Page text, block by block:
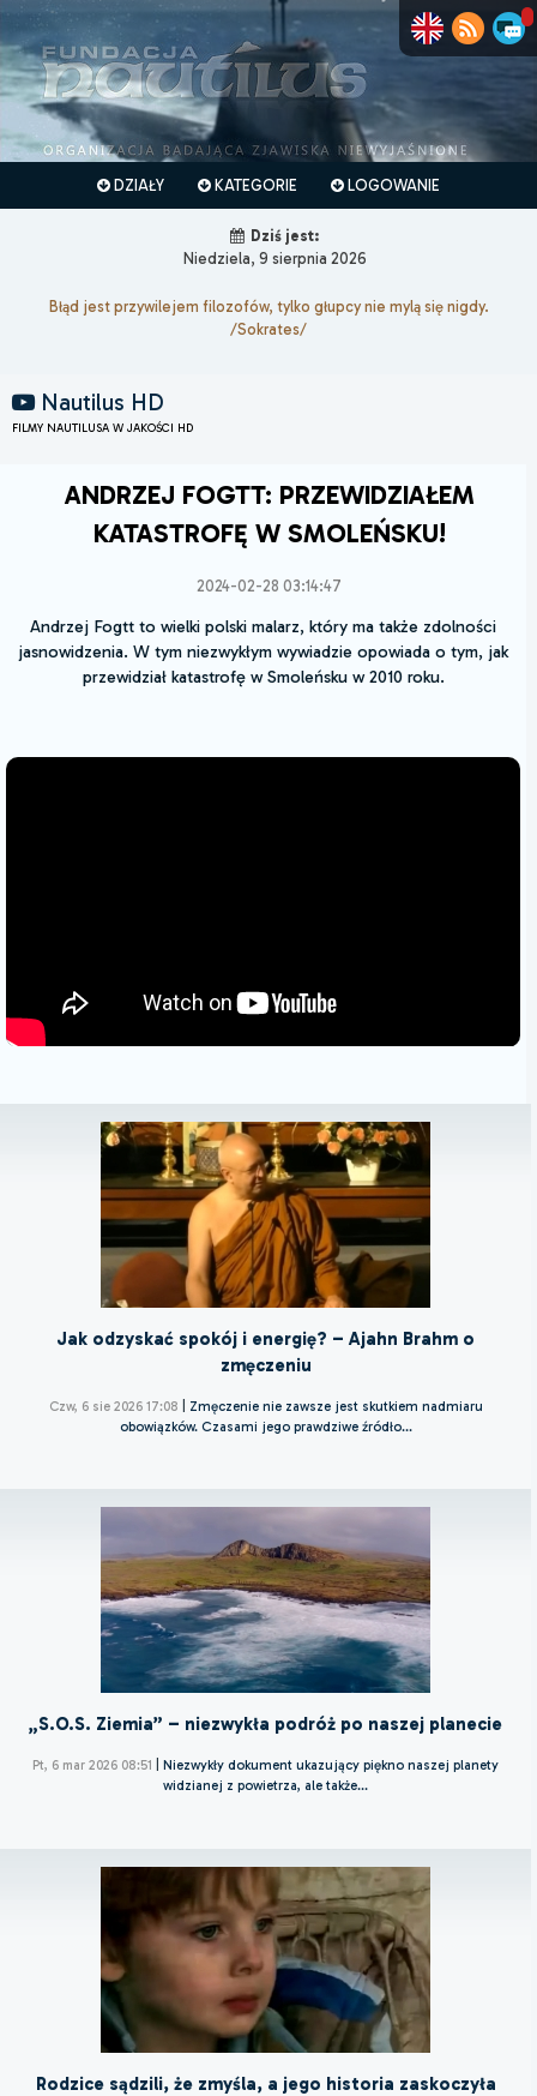
DZIAŁY KATEGORIE LOGOWANIE
Dziś jest:
Niedziela, 9 sierpnia 2026
Błąd jest przywilejem filozofów, tylko głupcy nie mylą się nigdy.
/Sokrates/
Nautilus HD
FILMY NAUTILUSA W JAKOŚCI HD
ANDRZEJ FOGTT: PRZEWIDZIAŁEM
KATASTROFĘ W SMOLEŃSKU!
2024-02-28 03:14:47
Andrzej Fogtt to wielki polski malarz, który ma także zdolności
jasnowidzenia. W tym niezwykłym wywiadzie opowiada o tym, jak
przewidział katastrofę w Smoleńsku w 2010 roku.
Jak odzyskać spokój i energię? – Ajahn Brahm o
zmęczeniu
Czw, 6 sie 2026 17:08
Zmęczenie nie zawsze jest skutkiem nadmiaru
obowiązków. Czasami jego prawdziwe źródło...
„S.O.S. Ziemia” – niezwykła podróż po naszej planecie
Pt, 6 mar 2026 08:51
Niezwykły dokument ukazujący piękno naszej planety
widzianej z powietrza, ale także...
Rodzice sądzili, że zmyśla, a jego historia zaskoczyła